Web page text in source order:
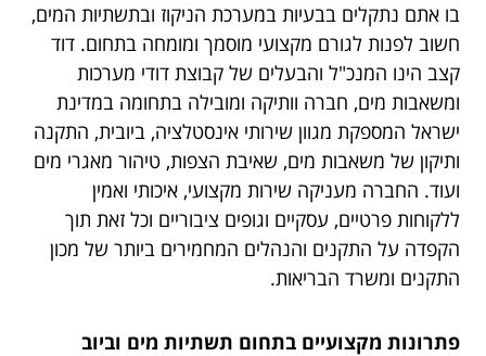
בו אתם נתקלים בבעיות במערכת הניקוז ובתשתיות המים,
חשוב לפנות לגורם מקצועי מוסמך ומומחה בתחום. דוד
קצב הינו המנכ"ל והבעלים של קבוצת דודי מערכות
ומשאבות מים, חברה וותיקה ומובילה בתחומה במדינת
ישראל המספקת מגוון שירותי אינסטלציה, ביובית, התקנה
ותיקון של משאבות מים, שאיבת הצפות, טיהור מאגרי מים
ועוד. החברה מעניקה שירות מקצועי, איכותי ואמין
ללקוחות פרטיים, עסקיים וגופים ציבוריים וכל זאת תוך
הקפדה על התקנים והנהלים המחמירים ביותר של מכון
התקנים ומשרד הבריאות.
פתרונות מקצועיים בתחום תשתיות מים וביוב